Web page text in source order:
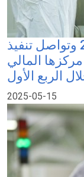
جلفار تسجل بداية قوية لعام 2025 وتواصل تنفيذ
مركزها المالي
الربع الأول
2025-05-15